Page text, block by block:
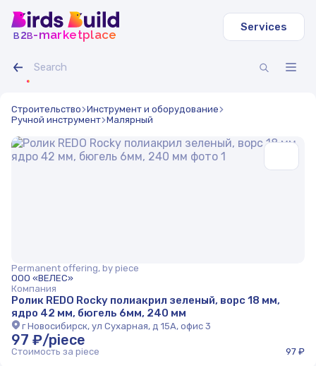
b2b-marketplace
Services
Строительство Инструмент и оборудование
Ручной инструмент Малярный
Permanent offering, by piece
ООО «ВЕЛЕС»
Компания
Ролик REDO Rocky полиакрил зеленый, ворс 18 мм,
ядро 42 мм, бюгель 6мм, 240 мм
г Новосибирск, ул Сухарная, д 15А, офис 3
97 ₽/piece
Стоимость за piece 97 ₽